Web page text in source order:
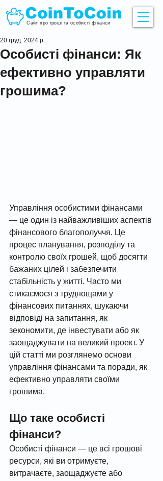
Сайт про гроші та особисті фінанси
Особисті фінанси: Як
ефективно управляти
грошима?
20 груд. 2024 р.
Управління особистими фінансами
— це один із найважливіших аспектів
фінансового благополуччя. Це
процес планування, розподілу та
контролю своїх грошей, щоб досягти
бажаних цілей і забезпечити
стабільність у житті. Часто ми
стикаємося з труднощами у
фінансових питаннях, шукаючи
відповіді на запитання, як
зекономити, де інвестувати або як
заощаджувати на великий проект. У
цій статті ми розглянемо основи
управління фінансами та поради, як
ефективно управляти своїми
грошима.
Що таке особисті
фінанси?
Особисті фінанси — це всі грошові
ресурси, які ви отримуєте,
витрачаєте, заощаджуєте або